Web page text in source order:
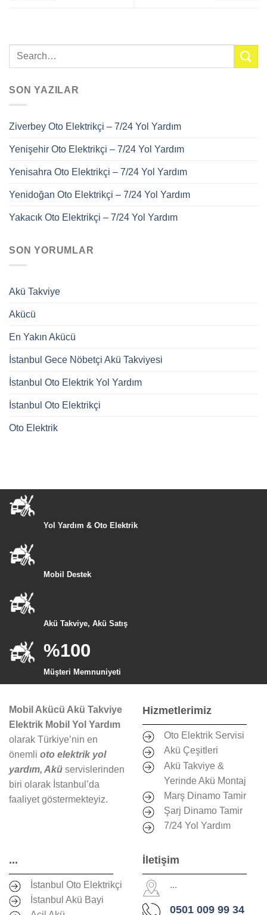
SON YAZILAR
Ziverbey Oto Elektrikçi – 7/24 Yol Yardım
Yenişehir Oto Elektrikçi – 7/24 Yol Yardım
Yenisahra Oto Elektrikçi – 7/24 Yol Yardım
Yenidoğan Oto Elektrikçi – 7/24 Yol Yardım
Yakacık Oto Elektrikçi – 7/24 Yol Yardım
SON YORUMLAR
Akü Takviye
Akücü
En Yakın Akücü
İstanbul Gece Nöbetçi Akü Takviyesi
İstanbul Oto Elektrik Yol Yardım
İstanbul Oto Elektrikçi
Oto Elektrik
Yol Yardım & Oto Elektrik
Mobil Destek
Akü Takviye, Akü Satış
%100
Müşteri Memnuniyeti
Mobil Akücü Akü Takviye
Elektrik Mobil Yol Yardım
olarak Türkiye’nin en
önemli oto elektrik yol
yardım, Akü servislerinden
biri olarak İstanbul’da
faaliyet göstermekteyiz.
Hizmetlerimiz
Oto Elektrik Servisi
Akü Çeşitleri
Akü Takviye &
Yerinde Akü Montaj
Marş Dinamo Tamir
Şarj Dinamo Tamir
7/24 Yol Yardım
...
İstanbul Oto Elektrikçi
İstanbul Akü Bayi
İletişim
...
0501 009 99 34